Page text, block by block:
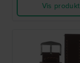
Vis produkt